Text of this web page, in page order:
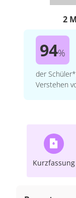
2
94%
der
Verstehen
Kurzfassung